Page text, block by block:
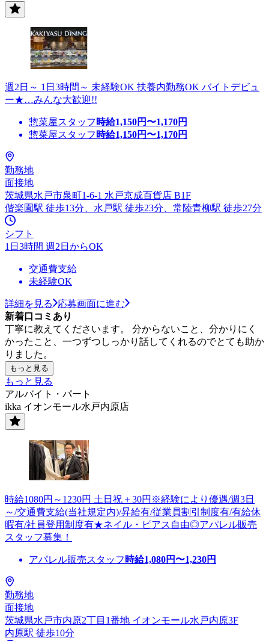
週2日～ 1日3時間～ 未経験OK 扶養内勤務OK バイトデビュ
ー★…みんな大歓迎!!
惣菜屋スタッフ 時給1,150円〜1,170円
惣菜屋スタッフ 時給1,150円〜1,170円
勤務地
面接地
茨城県水戸市泉町1-6-1 水戸京成百貨店 B1F
偕楽園駅 徒歩13分、水戸駅 徒歩23分、常陸青柳駅 徒歩27分
シフト
1日3時間 週2日からOK
交通費支給
未経験OK
詳細を見る
応募画面に進む
新着口コミあり
丁寧に教えてくださいます。 分からないこと、分かりにく
かったこと、一つずつしっかり話してくれるのでとても助か
りました。
もっと見る
もっと見る
アルバイト・パート
ikka イオンモール水戸内原店
時給1080円～1230円 土日祝＋30円※経験により優遇/週3日
～/交通費支給(当社規定内)/昇給有/従業員割引制度有/有給休
暇有/社員登用制度有★ネイル・ピアス自由◎アパレル販売
スタッフ募集！
アパレル販売スタッフ 時給1,080円〜1,230円
勤務地
面接地
茨城県水戸市内原2丁目1番地 イオンモール水戸内原3F
内原駅 徒歩10分